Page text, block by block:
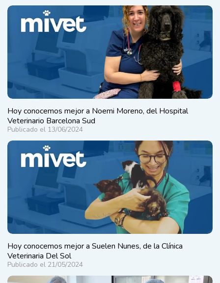
Hoy conocemos mejor a Noemi Moreno, del Hospital
Veterinario Barcelona Sud
Publicado el 13/06/2024
Hoy conocemos mejor a Suelen Nunes, de la Clínica
Veterinaria Del Sol
Publicado el 21/05/2024